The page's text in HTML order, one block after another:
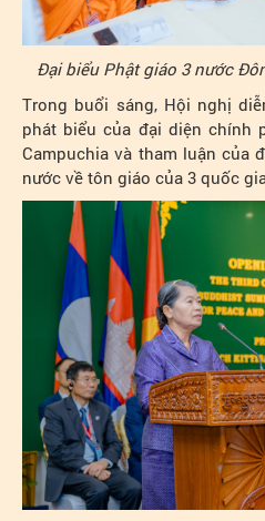
Đại biểu Phật giáo 3 nước
Trong buổi sáng, Hội nghị
phát biểu của đại diện chính
Campuchia và tham luận của
nước về tôn giáo của 3 quốc